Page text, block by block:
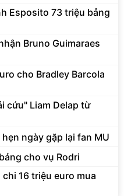
Esposito 73 triệu bảng
Bruno Guimaraes
cho Bradley Barcola
cứu" Liam Delap từ
ngày gặp lại fan MU
cho vụ Rodri
16 triệu euro mua